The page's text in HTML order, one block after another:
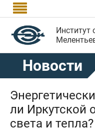

Институт
Новости
ли Иркутской
света и тепла?